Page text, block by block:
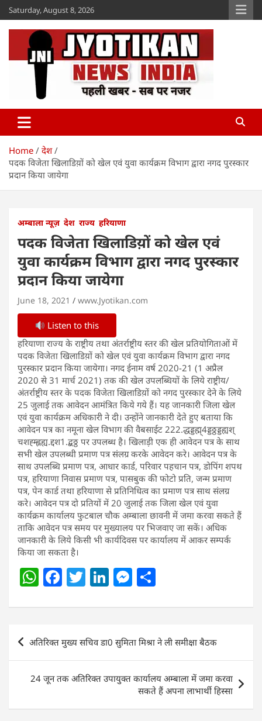
Skip
to
content
Saturday, August 8, 2026
Jyotikan
Home
देश
पदक विजेता खिलाडिय़ों को खेल एवं युवा कार्यक्रम विभाग द्वारा नगद पुरस्कार
प्रदान किया जायेगा
अम्बाला न्यूज़ देश राज्य हरियाणा
पदक विजेता खिलाडिय़ों को खेल एवं
युवा कार्यक्रम विभाग द्वारा नगद पुरस्कार
प्रदान किया जायेगा
June 18, 2021 www.Jyotikan.com
Listen to this
हरियाणा राज्य के राष्ट्रीय तथा अंतर्राष्ट्रीय स्तर की खेल प्रतियोगिताओं में
पदक विजेता खिलाडिय़ों को खेल एवं युवा कार्यक्रम विभाग द्वारा नगद
पुरस्कार प्रदान किया जायेगा। नगद ईनाम वर्ष 2020-21 (1 अप्रैल
2020 से 31 मार्च 2021) तक की खेल उपलब्धियों के लिये राष्ट्रीय/
अंतर्राष्ट्रीय स्तर के पदक विजेता खिलाडिय़ों को नगद पुरस्कार देने के लिये
25 जुलाई तक आवेदन आमंत्रित किये गये हैं। यह जानकारी जिला खेल
एवं युवा कार्यक्रम अधिकारी ने दी। उन्होंने जानकारी देते हुए बताया कि
आवेदन पत्र का नमूना खेल विभाग की वैबसाईट 222.द्धड्डह्म्4ड्डठ्ठड्डह्यश्
चशह्म्ह्लह्य.द्दश1.द्बठ्ठ पर उपलब्ध है। खिलाड़ी एक ही आवेदन पत्र के साथ
सभी खेल उपलब्धी प्रमाण पत्र संलग्र करके आवेदन करे। आवेदन पत्र के
साथ उपलब्धि प्रमाण पत्र, आधार कार्ड, परिवार पहचान पत्र, डोपिंग शपथ
पत्र, हरियाणा निवास प्रमाण पत्र, पासबुक की फोटो प्रति, जन्म प्रमाण
पत्र, पेन कार्ड तथा हरियाणा से प्रतिनिधित्व का प्रमाण पत्र साथ संलग्र
करे। आवेदन पत्र दो प्रतियों में 20 जुलाई तक जिला खेल एवं युवा
कार्यक्रम कार्यालय फुटबाल चौक अम्बाला छावनी में जमा करवा सकते हैं
ताकि आवेदन पत्र समय पर मुख्यालय पर भिजवाए जा सकें। अधिक
जानकारी के लिये किसी भी कार्यदिवस पर कार्यालय में आकर सम्पर्क
किया जा सकता है।
W
at
s
A
p
p
F
c
e
b
o
o
k
T
itt
er
Li
k
e
dI
n
M
ss
e
n
g
er
ar
e
Post
navigation
अतिरिक्त मुख्य सचिव डा0 सुमिता मिश्रा ने ली समीक्षा बैठक
24 जून तक अतिरिक्त उपायुक्त कार्यालय अम्बाला में जमा करवा
सकते हैं अपना लाभार्थी हिस्सा